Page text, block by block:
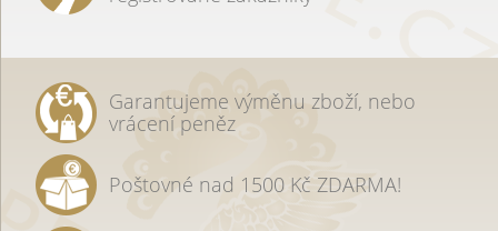
Garantujeme výměnu zboží, nebo
vrácení peněz
Poštovné nad 1500 Kč ZDARMA!